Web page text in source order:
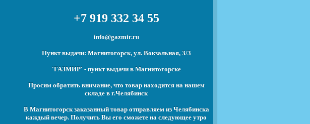
+7 919 332 34 55
info@gazmir.ru
Пункт выдачи: Магнитогорск, ул. Вокзальная, 3/3
'ГАЗМИР' - пункт выдачи в Магнитогорске
Просим обратить внимание, что товар находится на нашем
складе в г.Челябинск
В Магнитогорск заказанный товар отправляем из Челябинска
каждый вечер. Получить Вы его сможете на следующее утро